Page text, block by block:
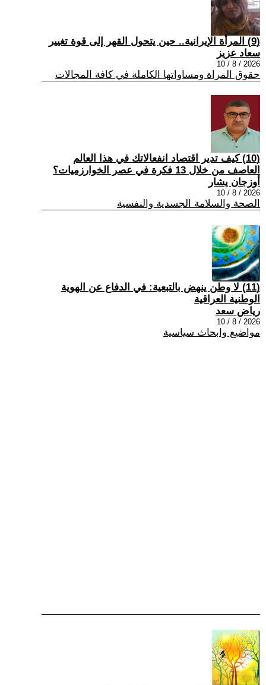
(9) المرأة الإيرانية.. حين يتحول القهر إلى قوة تغيير
سعاد عزيز
2026 / 8 / 10
حقوق المراة ومساواتها الكاملة في كافة المجالات
(10) كيف تدير اقتصاد انفعالاتك في هذا العالم
العاصف من خلال 13 فكرة في عصر الخوارزميات؟
أوزجان يشار
2026 / 8 / 10
الصحة والسلامة الجسدية والنفسية
(11) لا وطن ينهض بالتبعية: في الدفاع عن الهوية
الوطنية العراقية
رياض سعد
2026 / 8 / 10
مواضيع وابحاث سياسية